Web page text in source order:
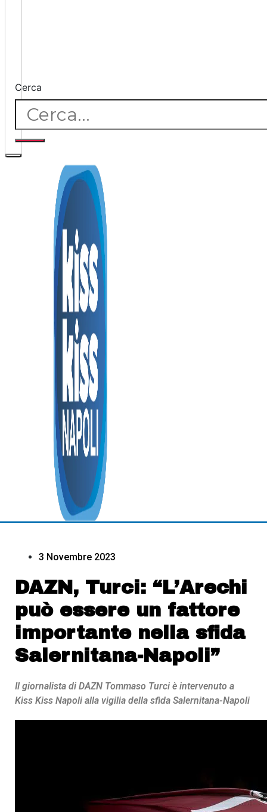
Cerca
3 Novembre 2023
DAZN, Turci: “L’Arechi
può essere un fattore
importante nella sfida
Salernitana-Napoli”
Il giornalista di DAZN Tommaso Turci è intervenuto a
Kiss Kiss Napoli alla vigilia della sfida Salernitana-Napoli